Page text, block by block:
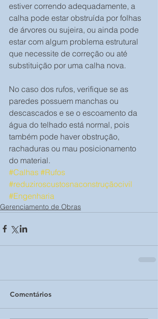
estiver correndo adequadamente, a
calha pode estar obstruída por folhas
de árvores ou sujeira, ou ainda pode
estar com algum problema estrutural
que necessite de correção ou até
substituição por uma calha nova.
No caso dos rufos, verifique se as
paredes possuem manchas ou
descascados e se o escoamento da
água do telhado está normal, pois
também pode haver obstrução,
rachaduras ou mau posicionamento
do material.
#Calhas #Rufos
#reduziroscustosnaconstruçãocivil
#Engenharia
Gerenciamento de Obras
Comentários